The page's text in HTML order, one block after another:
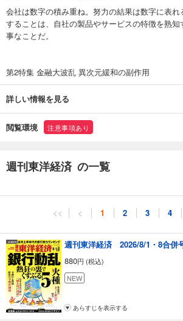
会社は数字の積み重ね。努力の結果は数字に表
することは、自社の製品やサービスの特徴を熟
事なことだ。
第2特集 金融大波乱 異次元緩和の副作用
詳しい情報を見る
閲覧環境 注意事項あり
週刊東洋経済 の一覧
<< < 1 2 3 4
週刊東洋経済 2026/8/1・8合併
880円 (税込)
NEW
あらすじを表示する